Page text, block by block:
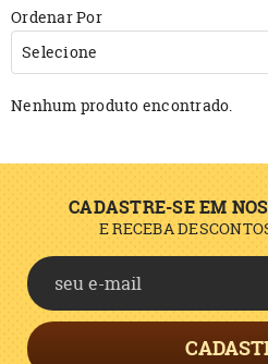
Ordenar Por
Selecione
Nenhum produto encontrado.
CADASTRE-SE EM
E RECEBA